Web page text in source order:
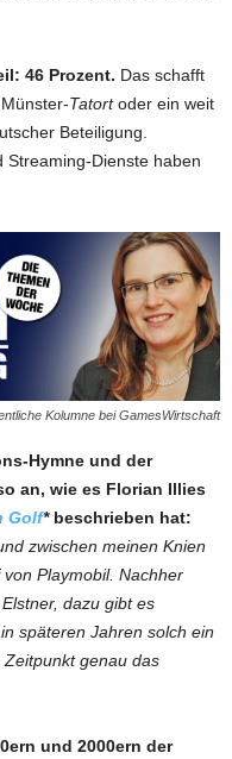
46 Prozent. Das schafft
Tatortoder ein weit
Beteiligung.
Streaming-Dienste haben
Kolumne bei GamesWirtschaft
Hymne und der
an, wie es Florian Illies
Golf*beschrieben hat:
zwischen meinen Knien
Playmobil. Nachher
dazu gibt es
späteren Jahren solch ein
genau das
und 2000ern der